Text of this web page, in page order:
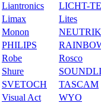
Liantronics
LICHT-
Limax
Lites
Monon
NEUTRIK
PHILIPS
Robe
Rosco
Shure
SVETOCH
TASCAM
Visual Act WYO